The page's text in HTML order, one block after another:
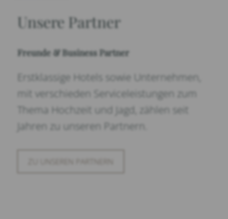
Unsere Partner
Freunde & Business Partner
Erstklassige Hotels sowie Unternehmen,
mit verschieden Serviceleistungen zum
Thema Hochzeit und Jagd, zählen seit
Jahren zu unseren Partnern.